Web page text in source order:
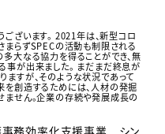
ございます。 2021年は、新型コロ
まらずSPECの活動も制限される
多大なる協力を得ることができ、無
事が出来ました。 まだまだ終息が
ますが、そのような状況であって
を創造するためには、人材の発掘
ません。企業の存続や発展成長の
事務効率化支援事業 シン